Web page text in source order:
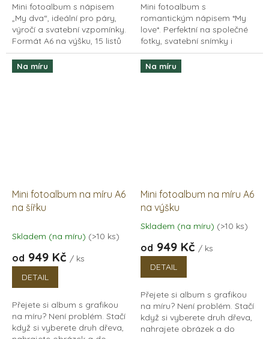
Mini fotoalbum s nápisem
„My dva“, ideální pro páry,
výročí a svatební vzpomínky.
Formát A6 na výšku, 15 listů
papírů v bílé i černé barvě.
Mini fotoalbum s
romantickým nápisem *My
love*. Perfektní na společné
fotky, svatební snímky i
dárky z lásky. Kompaktní
formát A6 na šířku s 15 listů
papírů v bílé i černé...
Na míru
Mini fotoalbum na míru A6
na šířku
Skladem (na míru) (>10 ks)
od 949 Kč / ks
DETAIL
Přejete si album s grafikou
na míru? Není problém. Stačí
když si vyberete druh dřeva,
Na míru
Mini fotoalbum na míru A6
na výšku
Průměrné
produktu
5,0
5
hvězdiček.
Skladem (na míru) (>10 ks)
od 949 Kč / ks
DETAIL
Přejete si album s grafikou
na míru? Není problém. Stačí
když si vyberete druh dřeva,
nahrajete obrázek a do